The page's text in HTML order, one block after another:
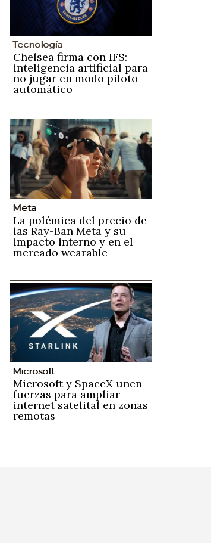
Tecnología
Chelsea firma con IFS:
inteligencia artificial para
no jugar en modo piloto
automático
Meta
La polémica del precio de
las Ray-Ban Meta y su
impacto interno y en el
mercado wearable
Microsoft
Microsoft y SpaceX unen
fuerzas para ampliar
internet satelital en zonas
remotas